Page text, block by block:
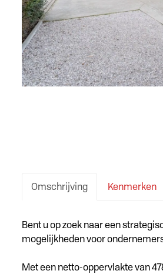
Omschrijving Kenmerken
Omschrijving
Bent u op zoek naar een
mogelijkheden voor
Met een netto-oppervlakte van